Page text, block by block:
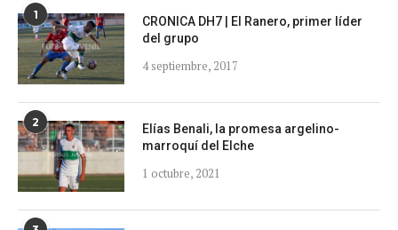
1
CRONICA DH7 | El Ranero, primer líder
del grupo
4 septiembre, 2017
2
Elías Benali, la promesa argelino-
marroquí del Elche
1 octubre, 2021